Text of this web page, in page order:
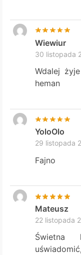
Wiewiur
30 listopada
Wdalej
heman
YoloOlo
29 listopada
Fajno
Mateusz
22 listopada
Świetna